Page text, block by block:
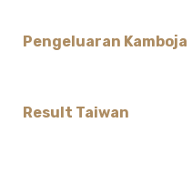
Pengeluaran Kamboja
Result Taiwan